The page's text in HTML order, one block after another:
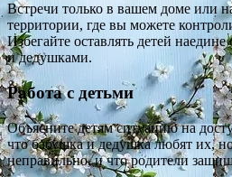
Встречи только в вашем доме или
территории, где вы можете
Избегайте оставлять детей
и дедушками.
Работа с детьми
Объясните детям ситуацию на
что бабушка и дедушка любят их,
неправильно, и что родители